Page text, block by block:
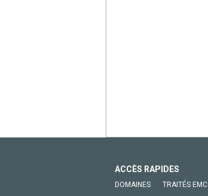
ACCÈS RAPIDES
DOMAINES TRAITÉS EMC